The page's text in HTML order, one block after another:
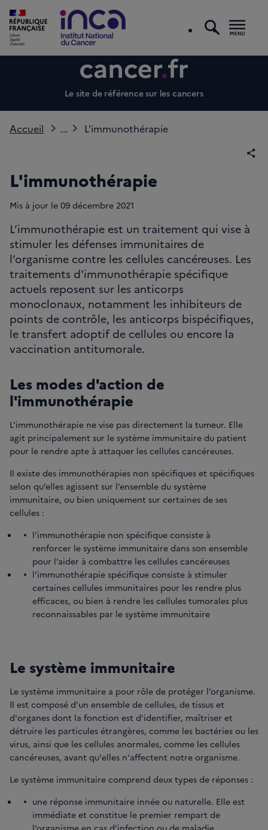
Le site de référence sur les cancers
Accueil ... L'immunothérapie
L'immunothérapie
Mis à jour le 09 décembre 2021
L’immunothérapie est un traitement qui vise à
stimuler les défenses immunitaires de
l’organisme contre les cellules cancéreuses. Les
traitements d'immunothérapie spécifique
actuels reposent sur les anticorps
monoclonaux, notamment les inhibiteurs de
points de contrôle, les anticorps bispécifiques,
le transfert adoptif de cellules ou encore la
vaccination antitumorale.
Les modes d'action de
l'immunothérapie
L’immunothérapie ne vise pas directement la tumeur. Elle
agit principalement sur le système immunitaire du patient
pour le rendre apte à attaquer les cellules cancéreuses.
Il existe des immunothérapies non spécifiques et spécifiques
selon qu’elles agissent sur l’ensemble du système
immunitaire, ou bien uniquement sur certaines de ses
cellules :
l’immunothérapie non spécifique consiste à
renforcer le système immunitaire dans son ensemble
pour l’aider à combattre les cellules cancéreuses
l’immunothérapie spécifique consiste à stimuler
certaines cellules immunitaires pour les rendre plus
efficaces, ou bien à rendre les cellules tumorales plus
reconnaissables par le système immunitaire
Le système immunitaire
Le système immunitaire a pour rôle de protéger l’organisme.
Il est composé d’un ensemble de cellules, de tissus et
d'organes dont la fonction est d'identifier, maîtriser et
détruire les particules étrangères, comme les bactéries ou les
virus, ainsi que les cellules anormales, comme les cellules
cancéreuses, avant qu'elles n'affectent notre organisme.
Le système immunitaire comprend deux types de réponses :
une réponse immunitaire innée ou naturelle. Elle est
immédiate et constitue le premier rempart de